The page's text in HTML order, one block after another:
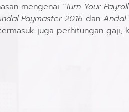
mengenai “Turn Your
Paymaster 2016 dan Andal
juga perhitungan gaji,